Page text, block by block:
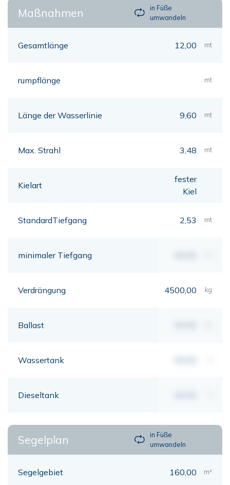
Maßnahmen
in Füße
umwandeln
Gesamtlänge 12,00 mt
rumpflänge mt
Länge der Wasserlinie 9,60 mt
Max. Strahl 3,48 mt
Kielart
fester
Kiel
StandardTiefgang 2,53 mt
minimaler Tiefgang
Verdrängung 4500,00 kg
Ballast
Wassertank
Dieseltank
Segelplan
in Füße
umwandeln
Segelgebiet 160,00 m²